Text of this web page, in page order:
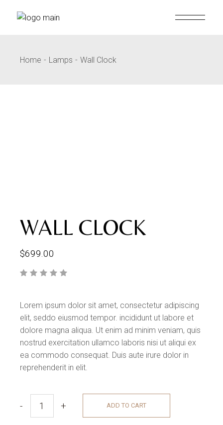
Home Lamps Wall Clock
WALL CLOCK
$699.00
Lorem ipsum dolor sit amet, consectetur adipiscing
elit, seddo eiusmod tempor. incididunt ut labore et
dolore magna aliqua. Ut enim ad minim veniam, quis
nostrud exercitation ullamco laboris nisi ut aliqui ex
ea commodo consequat. Duis aute irure dolor in
reprehenderit in elit.
- + ADD TO CART